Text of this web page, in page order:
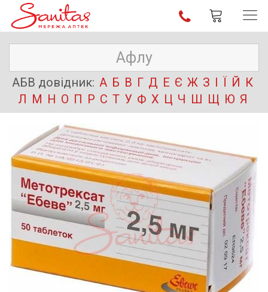
АБВ довідник: А Б В Г Д Е Є Ж З І Ї Й К
Л М Н О П Р С Т У Ф Х Ц Ч Ш Щ Ю Я